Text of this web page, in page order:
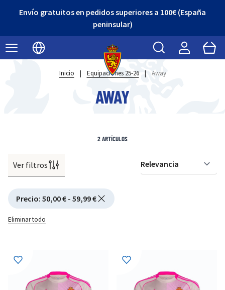
Envío gratuitos en pedidos superiores a 100€ (España
peninsular)
Seleccionar idioma
Buscar Cart
Inicio | Equipaciones 25-26 | Away
AWAY
Ver filtros
Active filtering
Precio: 50,00 € - 59,99 €
Eliminar todo
2ARTÍCULOS